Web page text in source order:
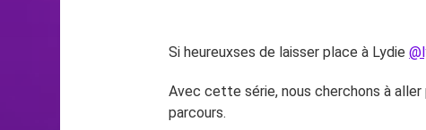
Si heureuxses de laisser place à Lydie
Avec cette série, nous cherchons à
parcours.